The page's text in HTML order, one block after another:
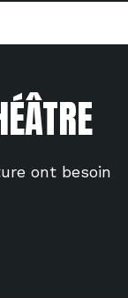
ont besoin